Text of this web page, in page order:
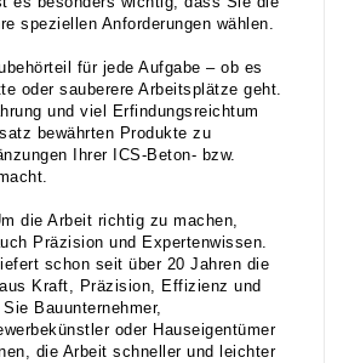
speziellen Anforderungen wählen.
für jede Aufgabe – ob es
oder sauberere Arbeitsplätze geht.
und viel Erfindungsreichtum
bewährten Produkte zu
Ihrer ICS-Beton- bzw.
die Arbeit richtig zu machen,
Präzision und Expertenwissen.
schon seit über 20 Jahren die
Kraft, Präzision, Effizienz und
Bauunternehmer,
oder Hauseigentümer
die Arbeit schneller und leichter